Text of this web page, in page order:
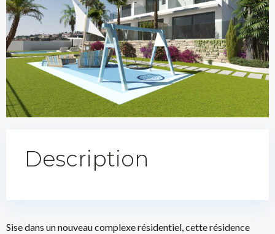
Description
Sise dans un nouveau complexe résidentiel, cette résidence